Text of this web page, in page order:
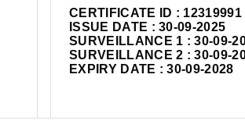
CERTIFICATE ID : 12319991
ISSUE DATE : 30-09-2025
SURVEILLANCE 1 : 30-09-
SURVEILLANCE 2 : 30-09-
EXPIRY DATE : 30-09-2028